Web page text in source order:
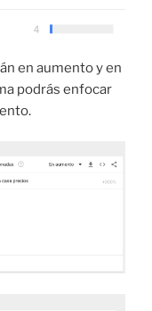
en aumento y en
podrás enfocar